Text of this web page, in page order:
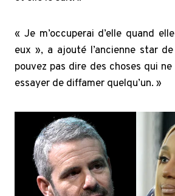
« Je m’occuperai d’elle quand
eux », a ajouté l’ancienne star
pouvez pas dire des choses qui
essayer de diffamer quelqu’un. »